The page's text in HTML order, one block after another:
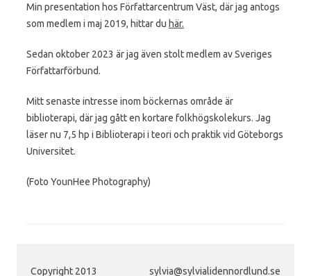
Min presentation hos Författarcentrum Väst, där jag antogs
som medlem i maj 2019, hittar du här.
Sedan oktober 2023 är jag även stolt medlem av Sveriges
Författarförbund.
Mitt senaste intresse inom böckernas område är
biblioterapi, där jag gått en kortare folkhögskolekurs. Jag
läser nu 7,5 hp i Biblioterapi i teori och praktik vid Göteborgs
Universitet.
(Foto YounHee Photography)
Copyright 2013 sylvia@sylvialidennordlund.se